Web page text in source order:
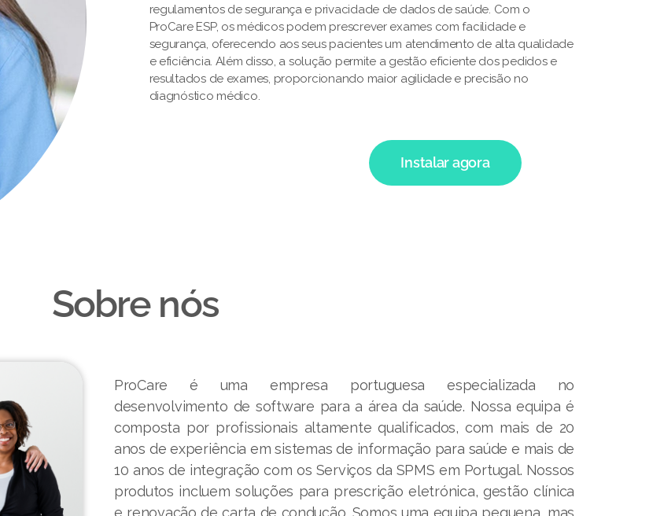
regulamentos de segurança e privacidade de dados de saúde. Com o
ProCare ESP, os médicos podem prescrever exames com facilidade e
segurança, oferecendo aos seus pacientes um atendimento de alta qualidade
e eficiência. Além disso, a solução permite a gestão eficiente dos pedidos e
resultados de exames, proporcionando maior agilidade e precisão no
diagnóstico médico.
Instalar agora
Sobre nós
ProCare é uma empresa portuguesa especializada no
desenvolvimento de software para a área da saúde. Nossa equipa é
composta por profissionais altamente qualificados, com mais de 20
anos de experiência em sistemas de informação para saúde e mais de
10 anos de integração com os Serviços da SPMS em Portugal. Nossos
produtos incluem soluções para prescrição eletrónica, gestão clínica
e renovação de carta de condução. Somos uma equipa pequena, mas